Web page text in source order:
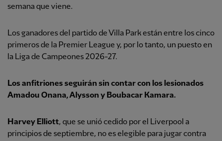
semana que viene.
Los ganadores del partido de Villa Park están entre los cinco
primeros de la Premier League y, por lo tanto, un puesto en
la Liga de Campeones 2026-27.
Los anfitriones seguirán sin contar con los lesionados
Amadou Onana, Alysson y Boubacar Kamara.
Harvey Elliott, que se unió cedido por el Liverpool a
principios de septiembre, no es elegible para jugar contra